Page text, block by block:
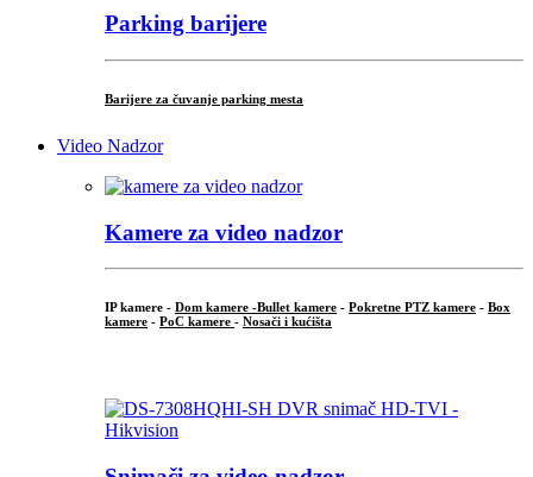
Parking barijere
Barijere za čuvanje parking mesta
Video Nadzor
Kamere za video nadzor
IP kamere - Dom kamere -Bullet kamere - Pokretne PTZ kamere - Box
kamere - PoC kamere - Nosači i kućišta